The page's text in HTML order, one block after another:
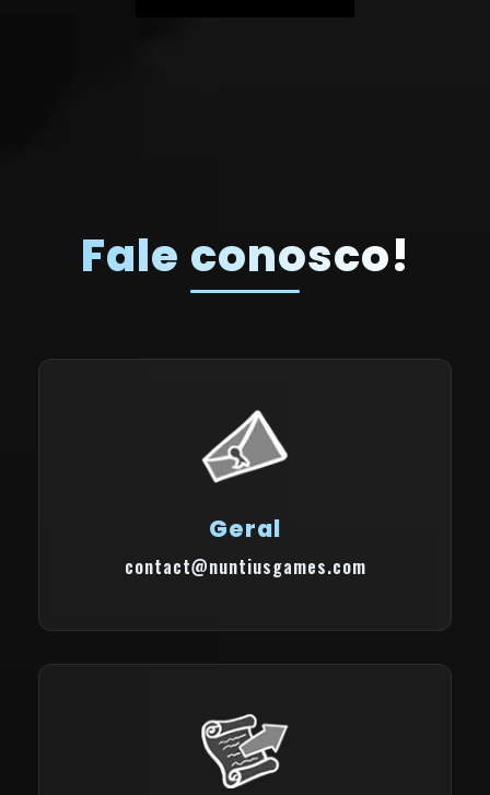
Fale conosco!
Geral
contact@nuntiusgames.com